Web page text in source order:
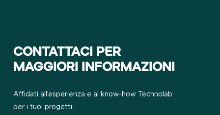
CONTATTACI PER
MAGGIORI INFORMAZIONI
Affidati all’esperienza e al know-how Technolab
per i tuoi progetti.